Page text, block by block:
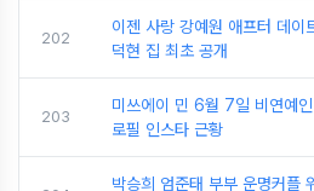
202
이젠 사랑 강예원 애프터 데이
덕현 집 최초 공개
203
미쓰에이 민 6월 7일 비연예
로필 인스타 근황
박승희 엄준태 부부 운명커플